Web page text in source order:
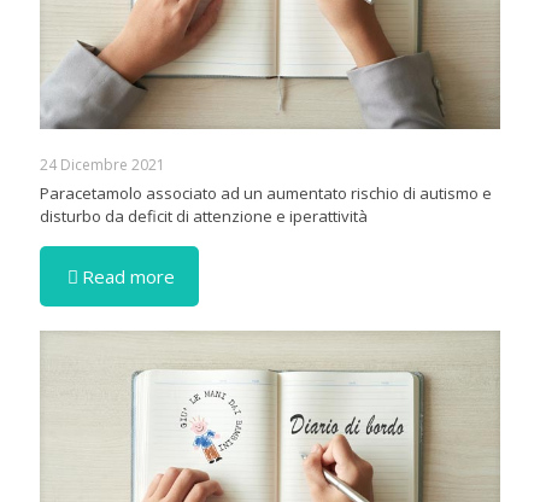
24 Dicembre 2021
Paracetamolo associato ad un aumentato rischio di autismo e
disturbo da deficit di attenzione e iperattività
Read more